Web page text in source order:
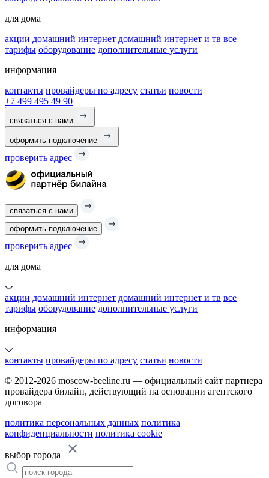
для дома
акции домашний интернет домашний интернет и тв все
тарифы оборудование дополнительные услуги
информация
контакты провайдеры по адресу статьи новости
+7 499 495 49 90
связаться с нами
оформить подключение
проверить адрес
связаться с нами
оформить подключение
проверить адрес
для дома
акции домашний интернет домашний интернет и тв все
тарифы оборудование дополнительные услуги
информация
контакты провайдеры по адресу статьи новости
© 2012-2026 moscow-beeline.ru — официальный сайт партнера
провайдера билайн, действующий на основании агентского
договора
политика персональных данных политика
конфиденциальности политика cookie
выбор города